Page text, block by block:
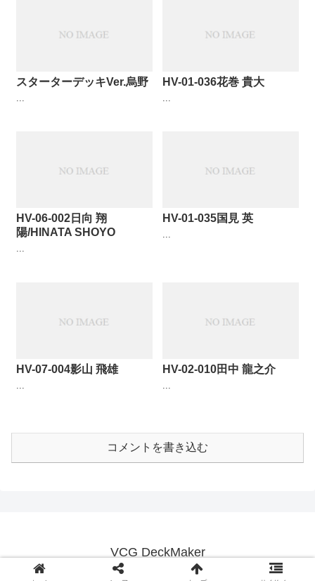
スターターデッキVer.烏野 HV-01-036花巻 貴大
HV-06-002日向 翔
陽/HINATA SHOYO
...
HV-01-035国見 英
...
HV-07-004影山 飛雄
...
HV-02-010田中 龍之介
...
コメントを書き込む
VCG DeckMaker
© 2018 VCG DeckMaker.